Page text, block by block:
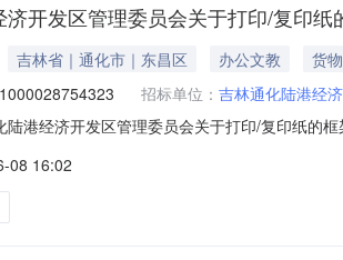
开发区管理委员会关于打印/复印
吉林省｜通化市｜东昌区 办公文教
货物
招标单位： 吉林通化陆港经
陆港经济开发区管理委员会关于打印/复印纸的
算总额（元）:项目所在行政区划编码:220599
08 16:02